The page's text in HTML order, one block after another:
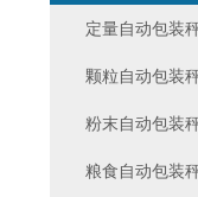
定量自动包装
颗粒自动包装
粉末自动包装
粮食自动包装